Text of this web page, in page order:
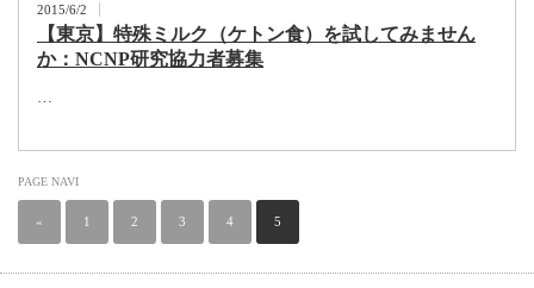
2015/6/2
【東京】特殊ミルク（ケトン食）を試してみません
か：NCNP研究協力者募集
…
PAGE NAVI
« 1 2 3 4 5